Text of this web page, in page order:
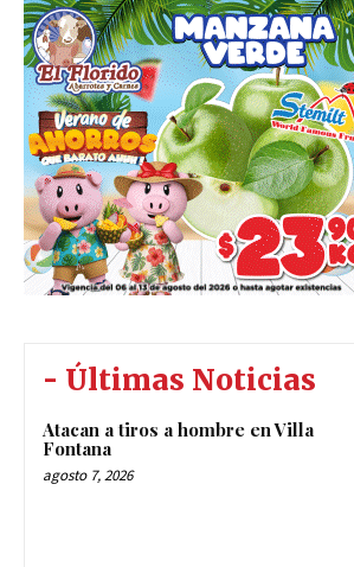
- Últimas Noticias
Atacan a tiros a hombre en Villa
Fontana
agosto 7, 2026